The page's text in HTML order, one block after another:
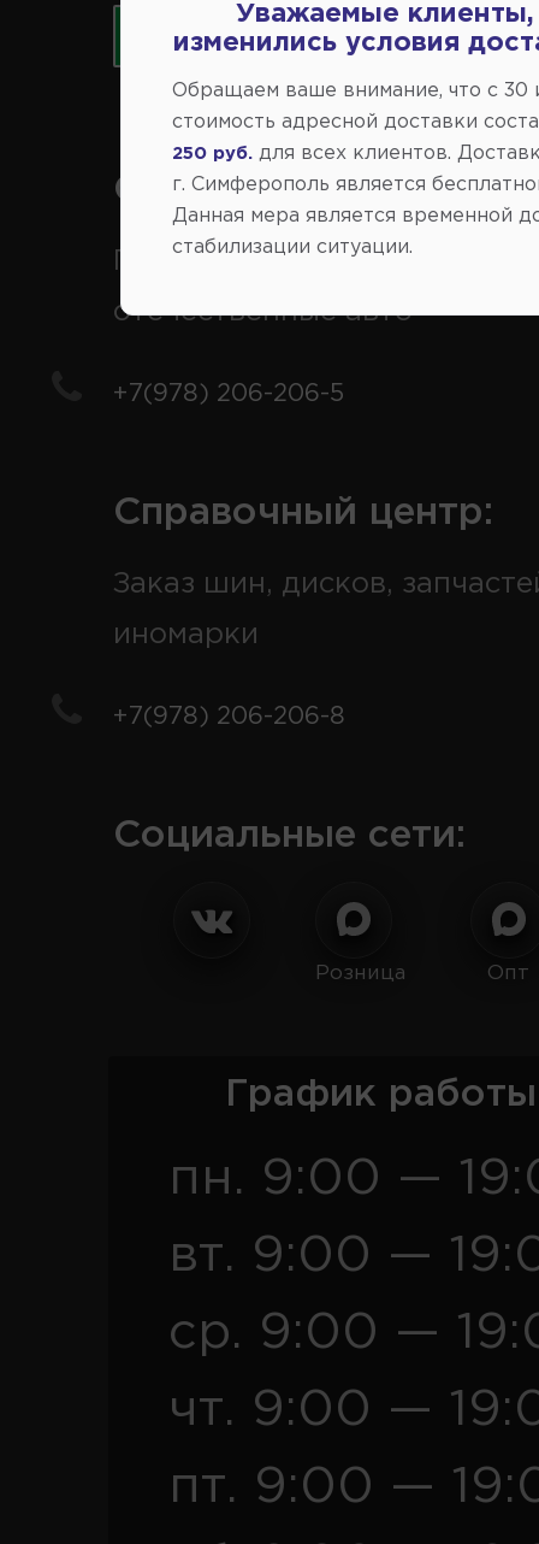
Справочный центр:
Продажа запчастей на
отечественные авто
+7(978) 206-206-5
Справочный центр:
Заказ шин, дисков,
иномарки
+7(978) 206-206-8
Социальные сети:
Розница Опт
График
пн. 9:00 —
вт. 9:00 —
ср. 9:00 —
чт. 9:00 —
пт. 9:00 —
Уважаемые клиенты,
изменились условия
Обращаем ваше внимание, что c 30
стоимость адресной доставки
250 руб.
для всех клиентов.
г. Симферополь является
Данная мера является временной
стабилизации ситуации.